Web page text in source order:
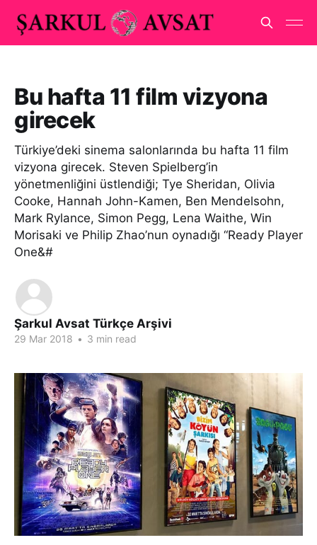
Bu hafta 11 film vizyona
girecek
Türkiye’deki sinema salonlarında bu hafta 11 film
vizyona girecek. Steven Spielberg’in
yönetmenliğini üstlendiği; Tye Sheridan, Olivia
Cooke, Hannah John-Kamen, Ben Mendelsohn,
Mark Rylance, Simon Pegg, Lena Waithe, Win
Morisaki ve Philip Zhao’nun oynadığı “Ready Player
One&#
Şarkul Avsat Türkçe Arşivi
29 Mar 2018 • 3 min read